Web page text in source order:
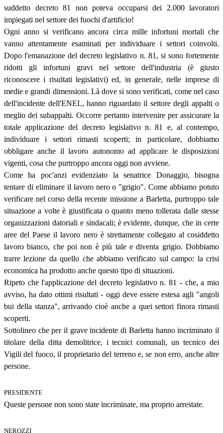
suddetto decreto 81 non poteva occuparsi dei 2.000 lavoratori
impiegati nel settore dei fuochi d'artificio!
Ogni anno si verificano ancora circa mille infortuni mortali che
vanno attentamente esaminati per individuare i settori coinvolti.
Dopo l'emanazione del decreto legislativo n. 81, si sono fortemente
ridotti gli infortuni gravi nel settore dell'industria (è giusto
riconoscere i risultati legislativi) ed, in generale, nelle imprese di
medie e grandi dimensioni. Là dove si sono verificati, come nel caso
dell'incidente dell'ENEL, hanno riguardato il settore degli appalti o
meglio dei subappalti. Occorre pertanto intervenire per assicurare la
totale applicazione del decreto legislativo n. 81 e, al contempo,
individuare i settori rimasti scoperti; in particolare, dobbiamo
obbligare anche il lavoro autonomo ad applicare le disposizioni
vigenti, cosa che purtroppo ancora oggi non avviene.
Come ha poc'anzi evidenziato la senatrice Donaggio, bisogna
tentare di eliminare il lavoro nero o "grigio". Come abbiamo potuto
verificare nel corso della recente missione a Barletta, purtroppo tale
situazione a volte è giustificata o quanto meno tollerata dalle stesse
organizzazioni datoriali e sindacali; è evidente, dunque, che in certe
aree del Paese il lavoro nero è strettamente collegato al cosiddetto
lavoro bianco, che poi non è più tale e diventa grigio. Dobbiamo
trarre lezione da quello che abbiamo verificato sul campo: la crisi
economica ha prodotto anche questo tipo di situazioni.
Ripeto che l'applicazione del decreto legislativo n. 81 - che, a mio
avviso, ha dato ottimi risultati - oggi deve essere estesa agli "angoli
bui della stanza", arrivando cioè anche a quei settori finora rimasti
scoperti.
Sottolineo che per il grave incidente di Barletta hanno incriminato il
titolare della ditta demolitrice, i tecnici comunali, un tecnico dei
Vigili del fuoco, il proprietario del terreno e, se non erro, anche altre
persone.
PRESIDENTE
Queste persone non sono state incriminate, ma proprio arrestate.
NEROZZI